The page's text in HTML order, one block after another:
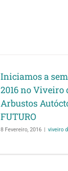
Iniciamos a
2016 no Viveiro
Arbustos
FUTURO
8 Fevereiro, 2016 | viveiro